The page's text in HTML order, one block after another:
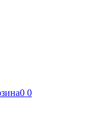
0 0